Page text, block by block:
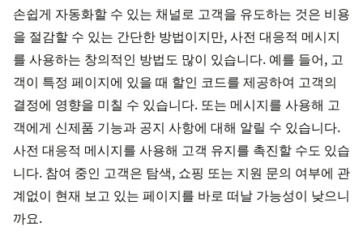
손쉽게 자동화할 수 있는 채널로 고객을 유도하는 것은 비용
을 절감할 수 있는 간단한 방법이지만, 사전 대응적 메시지
를 사용하는 창의적인 방법도 많이 있습니다. 예를 들어, 고
객이 특정 페이지에 있을 때 할인 코드를 제공하여 고객의
결정에 영향을 미칠 수 있습니다. 또는 메시지를 사용해 고
객에게 신제품 기능과 공지 사항에 대해 알릴 수 있습니다.
사전 대응적 메시지를 사용해 고객 유지를 촉진할 수도 있습
니다. 참여 중인 고객은 탐색, 쇼핑 또는 지원 문의 여부에 관
계없이 현재 보고 있는 페이지를 바로 떠날 가능성이 낮으니
까요.